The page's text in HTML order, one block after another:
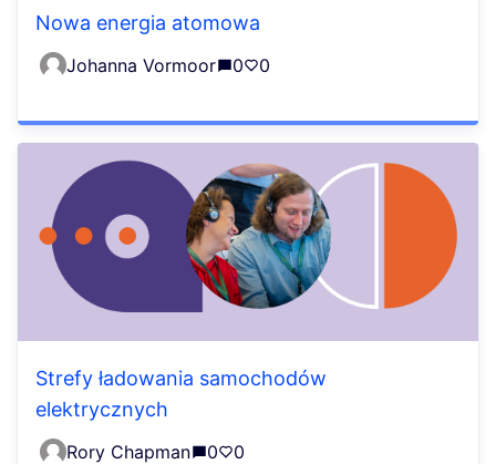
Nowa energia atomowa
Johanna Vormoor 0 0
Strefy ładowania samochodów
elektrycznych
Rory Chapman 0 0